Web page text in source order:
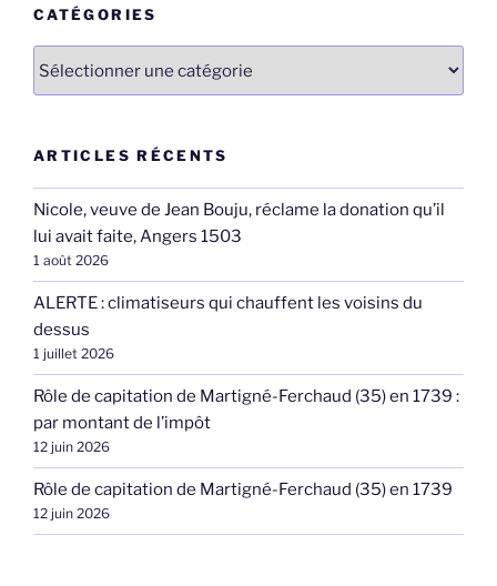
CATÉGORIES
ARTICLES RÉCENTS
Nicole, veuve de Jean Bouju, réclame la donation qu’il
lui avait faite, Angers 1503
1 août 2026
ALERTE : climatiseurs qui chauffent les voisins du
dessus
1 juillet 2026
Rôle de capitation de Martigné-Ferchaud (35) en 1739 :
par montant de l’impôt
12 juin 2026
Rôle de capitation de Martigné-Ferchaud (35) en 1739
12 juin 2026